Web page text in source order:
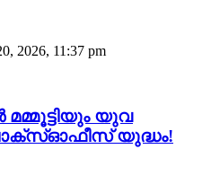
2026, 11:37 pm
മമ്മൂട്ടിയും യുവ
യുദ്ധം!